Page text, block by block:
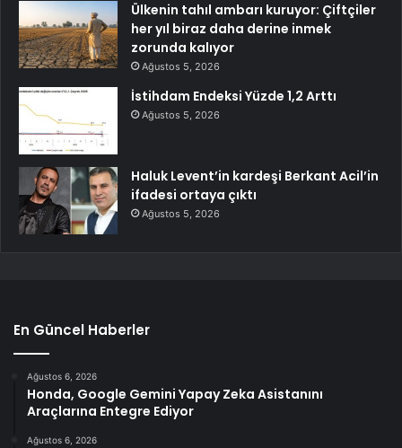
Ülkenin tahıl ambarı kuruyor: Çiftçiler
her yıl biraz daha derine inmek
zorunda kalıyor
Ağustos 5, 2026
İstihdam Endeksi Yüzde 1,2 Arttı
Ağustos 5, 2026
Haluk Levent’in kardeşi Berkant Acil’in
ifadesi ortaya çıktı
Ağustos 5, 2026
En Güncel Haberler
Ağustos 6, 2026
Honda, Google Gemini Yapay Zeka Asistanını
Araçlarına Entegre Ediyor
Ağustos 6, 2026